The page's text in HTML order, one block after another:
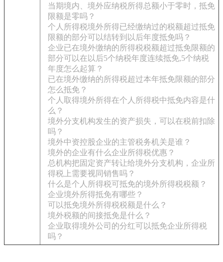
当期境内、境外应纳税所得总额小于零时，抵免
限额是零吗？
个人所得税境外所得已经缴纳过的税额超过抵免
限额的部分可以结转到以后年度抵免吗？
企业已在境外缴纳的所得税税额超过抵免限额的
部分可以在以后5个纳税年度连续抵免,5个纳税
年度怎么起算？
已在境外缴纳的所得税超过本年抵免限额的部分
怎么抵免？
个人取得境外所得在个人所得税中抵免内容是什
么？
境外分支机构发生的资产损失，可以在税前扣除
吗？
境外中资控股企业的主管税务机关是谁？
境外的企业有什么企业所得税优惠？
总机构把固定资产转让给境外分支机构，企业所
得税上需要视同销售吗？
什么是个人所得税可抵免的境外所得税税额？
企业境外所得抵免有哪些？
可以抵免境外所得税税额是什么？
境外税额的间接抵免是什么？
企业取得境外公司的分红可以抵免企业所得税
吗？